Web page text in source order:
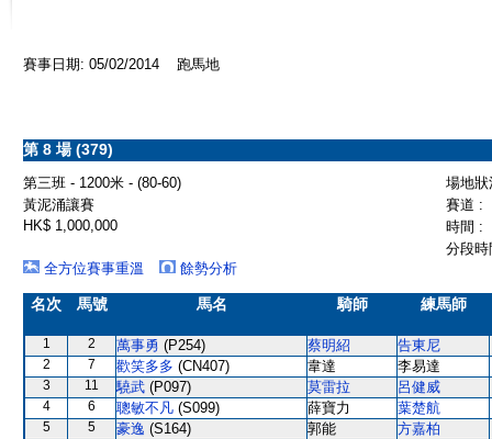
賽事日期: 05/02/2014 跑馬地
第 8 場 (379)
第三班 - 1200米 - (80-60)
場地
黃泥涌讓賽
賽道 :
HK$ 1,000,000
時間 :
分段
全方位賽事重溫
餘勢分析
名次 馬號 馬名 騎師 練馬師
1 2 萬事勇 (P254) 蔡明紹 告東尼
2 7 歡笑多多 (CN407) 韋達 李易達
3 11 驍武 (P097) 莫雷拉 呂健威
4 6 聰敏不凡 (S099) 薛寶力 葉楚航
5 5 豪逸 (S164) 郭能 方嘉柏